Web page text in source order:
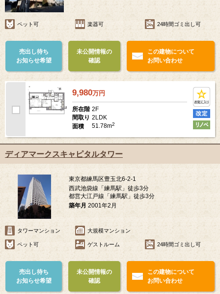
ペット可 楽器可 24時間ゴミ出し可
売出し待ち
お知らせ希望
未公開情報の
確認
この建物について
お問い合わせ
9,980万円
所在階 2F
間取り 2LDK
面積
51.78m2
ディアマークスキャピタルタワー
東京都練馬区豊玉北6-2-1
西武池袋線「練馬駅」徒歩3分
都営大江戸線「練馬駅」徒歩3分
築年月 2001年2月
タワーマンション 大規模マンション
ペット可 ゲストルーム 24時間ゴミ出し可
売出し待ち
お知らせ希望
未公開情報の
確認
この建物について
お問い合わせ